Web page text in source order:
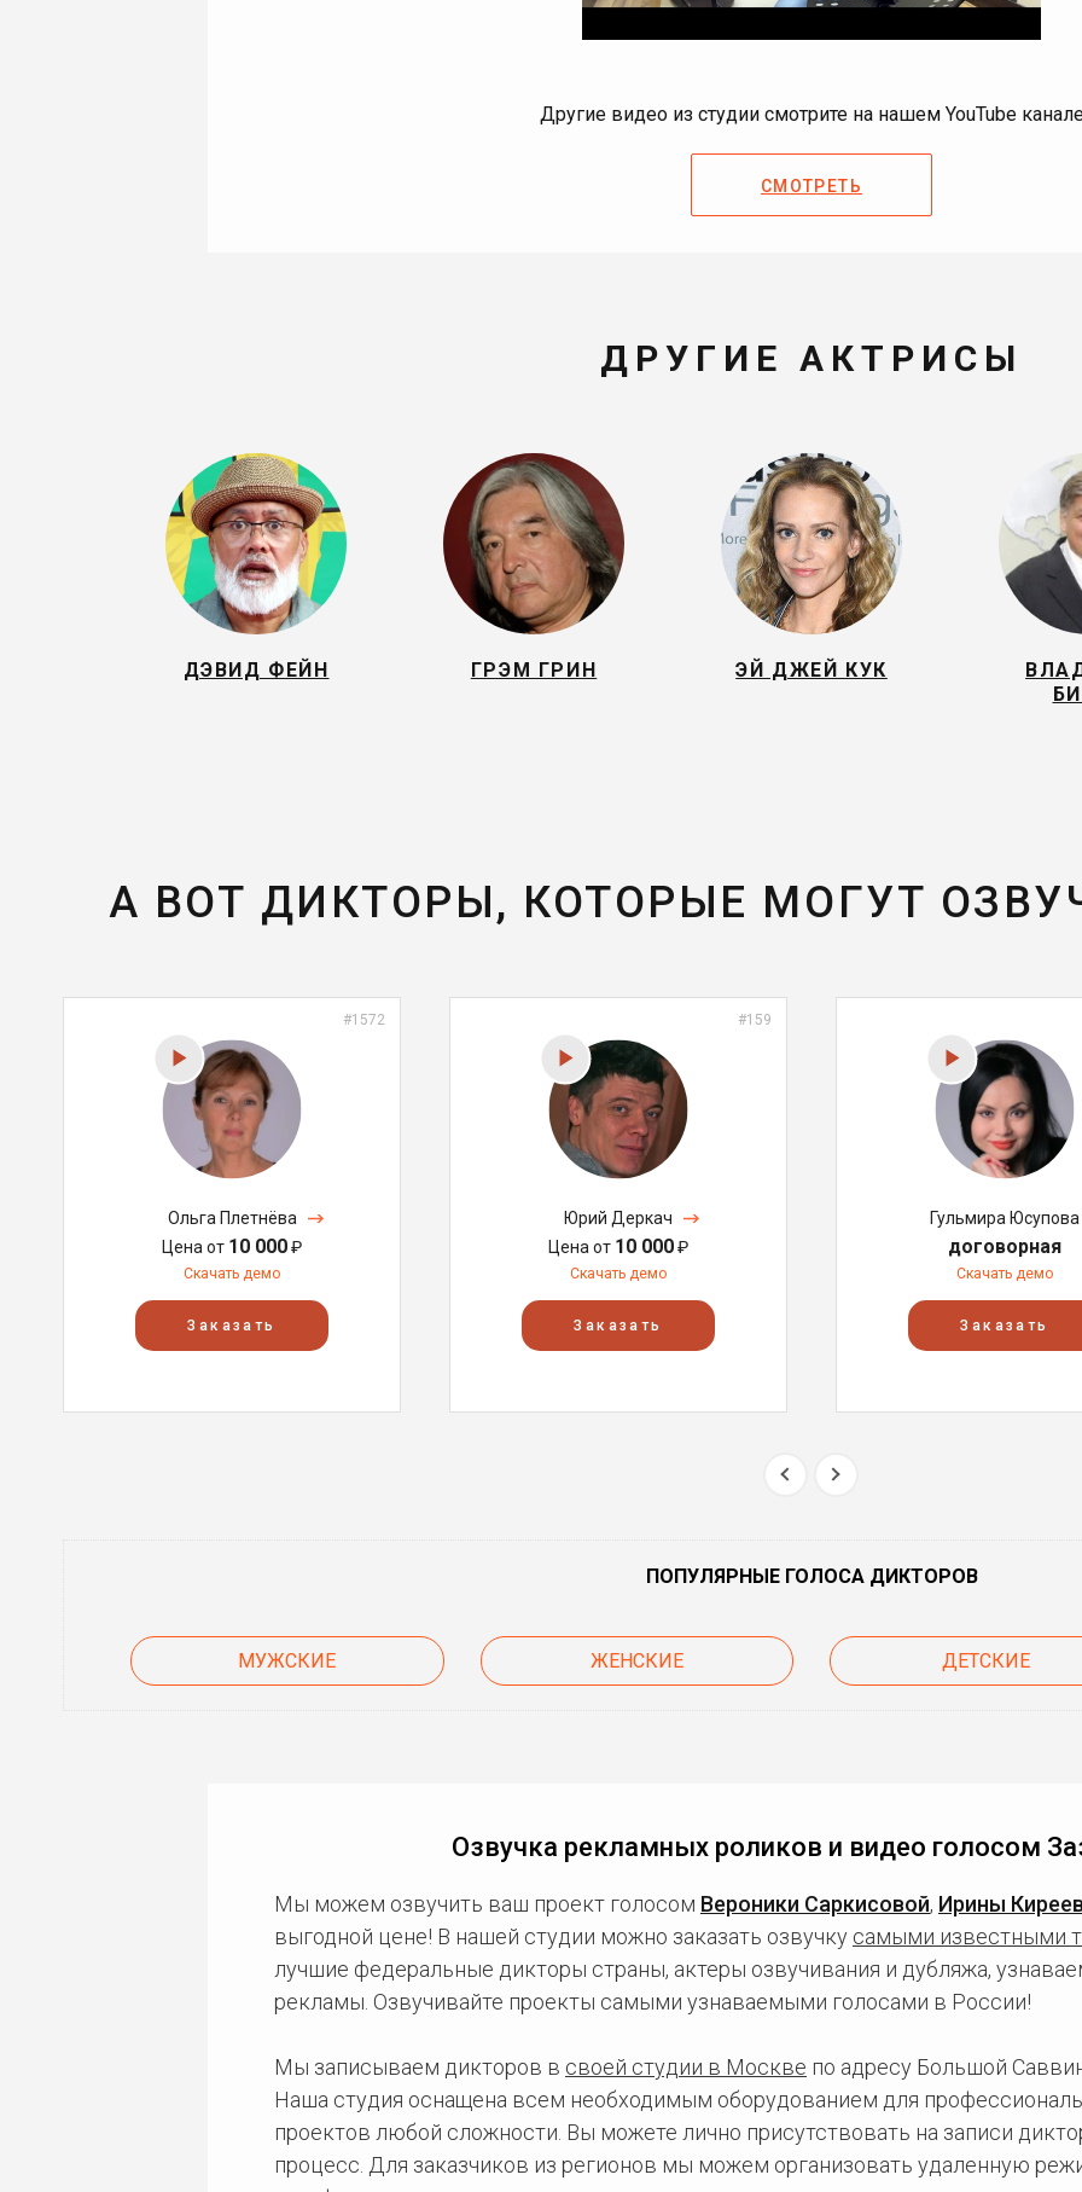
Другие видео из студии смотрите на нашем YouTube
СМОТРЕТЬ
ДРУГИЕ АКТРИСЫ
ДЭВИД ФЕЙН ГРЭМ ГРИН ЭЙ ДЖЕЙ КУК
А ВОТ ДИКТОРЫ, КОТОРЫЕ МОГУТ
#1572
Ольга Плетнёва
Цена от 10 000₽
Скачать демо
Заказать
#159
Юрий Деркач
Цена от 10 000₽
Скачать демо
Заказать
Гульмира Юсупова
договорная
Скачать демо
Заказать
ПОПУЛЯРНЫЕ ГОЛОСА ДИКТОРОВ
МУЖСКИЕ ЖЕНСКИЕ ДЕТСКИЕ
Озвучка рекламных роликов и видео голосом
Мы можем озвучить ваш проект голосом Вероники Саркисовой, Ирины
выгодной цене! В нашей студии можно заказать озвучку самыми известными
лучшие федеральные дикторы страны, актеры озвучивания и дубляжа,
рекламы. Озвучивайте проекты самыми узнаваемыми голосами в России!
Мы записываем дикторов в своей студии в Москве по адресу Большой
Наша студия оснащена всем необходимым оборудованием для
проектов любой сложности. Вы можете лично присутствовать на записи
процесс. Для заказчиков из регионов мы можем организовать удаленную